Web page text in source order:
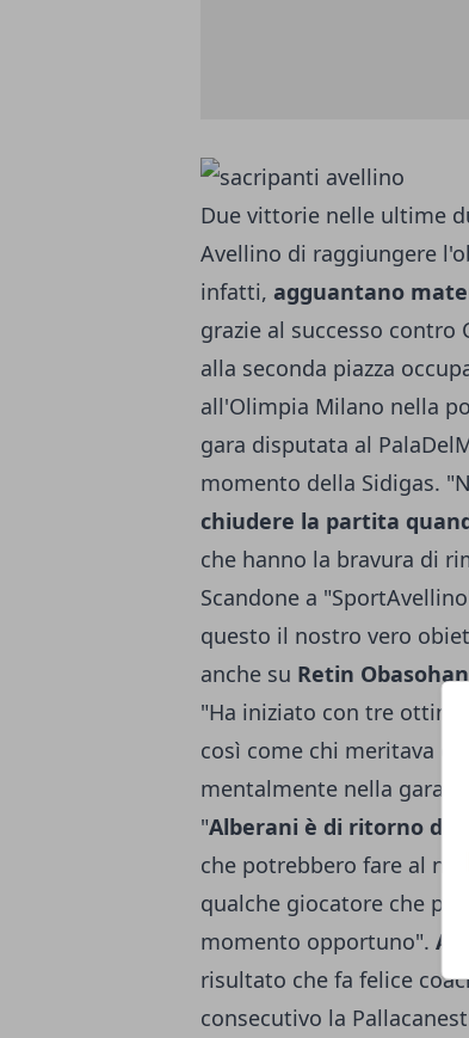
Due vittorie nelle ultime
Avellino di raggiungere
infatti, agguantano
grazie al successo
alla seconda piazza
all'Olimpia Milano nella
gara disputata al
momento della Sidigas.
chiudere la partita
che hanno la bravura di
Scandone a
questo il nostro vero
anche su Retin Obasohan
"Ha iniziato con tre ottime
così come chi meritava di
mentalmente nella
"Alberani è di ritorno da
che potrebbero fare al
qualche giocatore che
momento opportuno". Ai
risultato che fa felice
consecutivo la